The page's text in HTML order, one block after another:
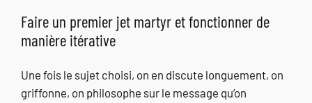
Faire un premier jet martyr et fonctionner de
manière itérative
Une fois le sujet choisi, on en discute longuement, on
griffonne, on philosophe sur le message qu’on